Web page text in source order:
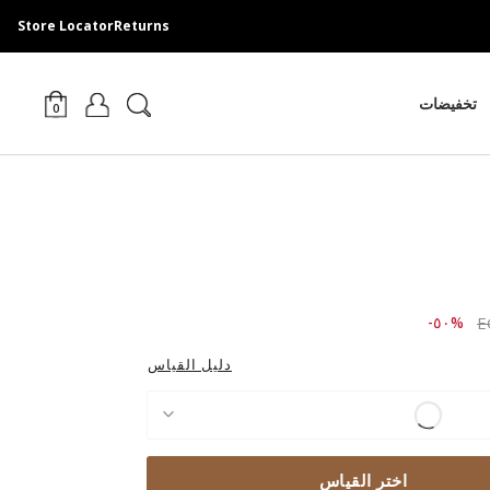
Returns
Store Locator
تخفيضات 0
Priceto ٤,١٤٩.٠٠ EGP%٥٠-
دليل القياس
اختر القياس